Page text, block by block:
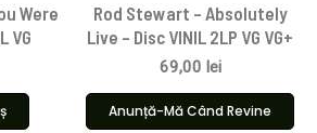
Were
VG
Rod Stewart – Absolutely
Live – Disc VINIL 2LP VG VG+
69,00 lei
Anunță-Mă Când Revine